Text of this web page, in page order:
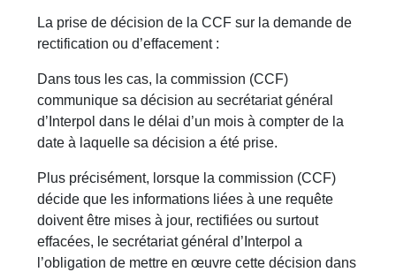
La prise de décision de la CCF sur la demande de
rectification ou d’effacement :
Dans tous les cas, la commission (CCF)
communique sa décision au secrétariat général
d’Interpol dans le délai d’un mois à compter de la
date à laquelle sa décision a été prise.
Plus précisément, lorsque la commission (CCF)
décide que les informations liées à une requête
doivent être mises à jour, rectifiées ou surtout
effacées, le secrétariat général d’Interpol a
l’obligation de mettre en œuvre cette décision dans